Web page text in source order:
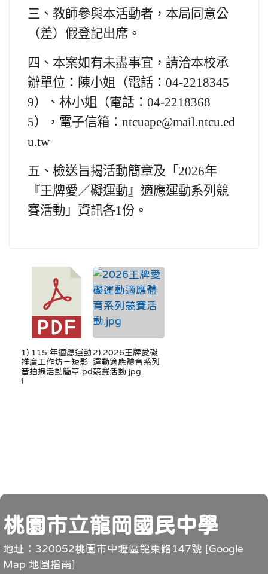
三、 教師參與本活動者，本局同意公
（差）假登記出席。
四、 本案如有未盡事宜，請洽本校承
辦單位：陳小姐（電話：04-2218345
9）、林小姐（電話：04-2218368
5），電子信箱：ntcuape@mail.ntcu.ed
u.tw
五、 檢送旨揭活動簡章及「2026年
『王牌愛／礙運動』適應運動系列競
賽活動」資訊各1份。
1) 115 年適應運動
推廣工作坊－短影
音拍攝活動簡章.pd
f
2) 2026王牌愛礙
運動適應體育系列
競賽活動.jpg
頁尾
桃園市立龍岡國民中學
地址：320052桃園市中壢區龍東路147號 [Google
Map 地圖指南]